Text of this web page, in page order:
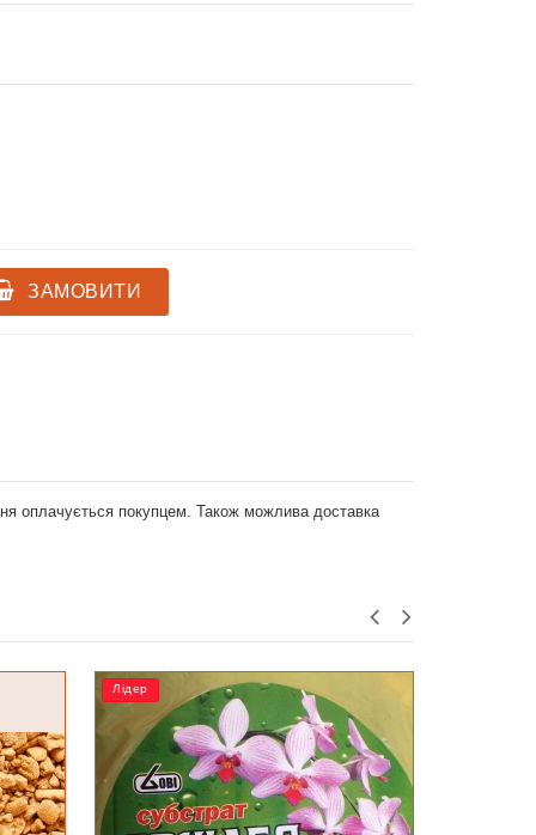
ЗАМОВИТИ
оплачується покупцем. Також можлива доставка
Лідер